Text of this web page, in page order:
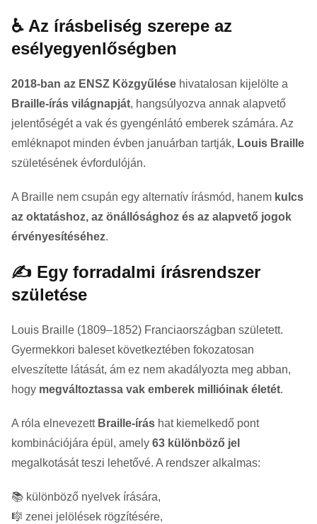
♿ Az írásbeliség szerepe az
esélyegyenlőségben
2018-ban az ENSZ Közgyűlése hivatalosan kijelölte a
Braille-írás világnapját, hangsúlyozva annak alapvető
jelentőségét a vak és gyengénlátó emberek számára. Az
emléknapot minden évben januárban tartják, Louis Braille
születésének évfordulóján.
A Braille nem csupán egy alternatív írásmód, hanem kulcs
az oktatáshoz, az önállósághoz és az alapvető jogok
érvényesítéséhez.
✍️ Egy forradalmi írásrendszer
születése
Louis Braille (1809–1852) Franciaországban született.
Gyermekkori baleset következtében fokozatosan
elveszítette látását, ám ez nem akadályozta meg abban,
hogy megváltoztassa vak emberek millióinak életét.
A róla elnevezett Braille-írás hat kiemelkedő pont
kombinációjára épül, amely 63 különböző jel
megalkotását teszi lehetővé. A rendszer alkalmas:
📚 különböző nyelvek írására,
🎼 zenei jelölések rögzítésére,